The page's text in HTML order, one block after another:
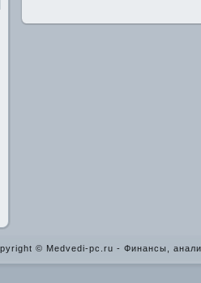
© Medvedi-pc.ru - Финансы,